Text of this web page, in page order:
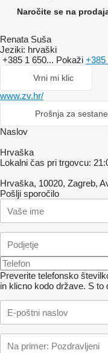
Naročite se na
Renata Suša
Jeziki: hrvaški
+385 1 650... Pokaži +385
Vrni mi klic
www.zv.hr/
Prošnja za
Naslov
Hrvaška
Lokalni čas pri trgovcu:
Hrvaška, 10020, Zagreb,
Pošlji sporočilo
Preverite telefonsko
in klicno kodo države. S to